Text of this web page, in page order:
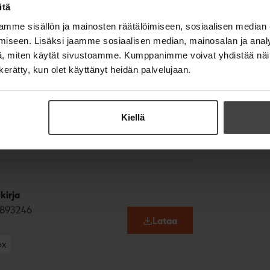
sisällön ja mainosten räätälöimiseen, sosiaalisen
Lisäksi jaamme sosiaalisen median, mainosalan ja
miten käytät sivustoamme. Kumppanimme voivat yhdistää
kun olet käyttänyt heidän palvelujaan.
Kiellä
b
p
e
n
s
n
e
w
t
b
O
e
n
w
tO
p
Lataa